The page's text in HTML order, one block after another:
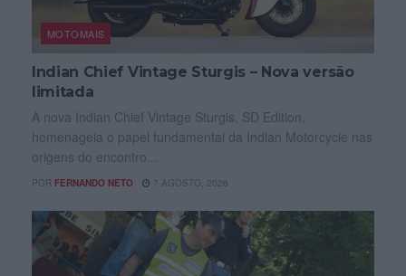
MOTOMAIS
Indian Chief Vintage Sturgis – Nova versão
limitada
A nova Indian Chief Vintage Sturgis, SD Edition,
homenageia o papel fundamental da Indian Motorcycle nas
origens do encontro...
POR FERNANDO NETO 7 AGOSTO, 2026